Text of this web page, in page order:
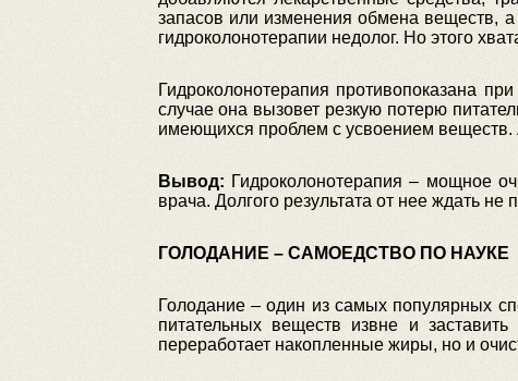
запасов или изменения обмена веществ,
гидроколонотерапии недолог. Но этого
Гидроколонотерапия противопоказана
случае она вызовет резкую потерю
имеющихся проблем с усвоением веществ.
Вывод: Гидроколонотерапия – мощное
врача. Долгого результата от нее ждать не
ГОЛОДАНИЕ – САМОЕДСТВО ПО НАУКЕ
Голодание – один из самых популярных
питательных веществ извне и
переработает накопленные жиры, но и